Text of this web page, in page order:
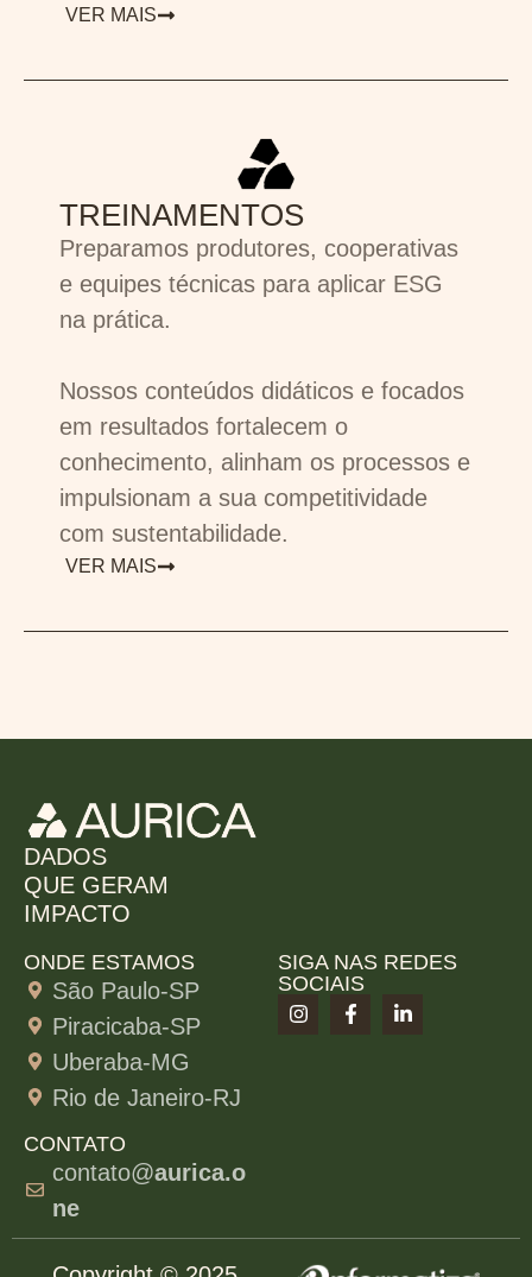
VER MAIS
TREINAMENTOS
Preparamos produtores, cooperativas
e equipes técnicas para aplicar ESG
na prática.
Nossos conteúdos didáticos e focados
em resultados fortalecem o
conhecimento, alinham os processos e
impulsionam a sua competitividade
com sustentabilidade.
VER MAIS
DADOS
QUE GERAM
IMPACTO
ONDE ESTAMOS
São Paulo-SP
Piracicaba-SP
Uberaba-MG
Rio de Janeiro-RJ
CONTATO
contato@aurica.o
ne
SIGA NAS REDES
SOCIAIS